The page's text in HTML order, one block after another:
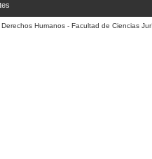
Humanos - Facultad de Ciencias